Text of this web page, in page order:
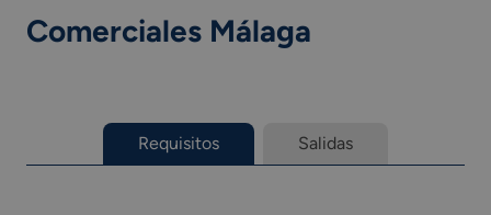
Comerciales Málaga
Requisitos Salidas